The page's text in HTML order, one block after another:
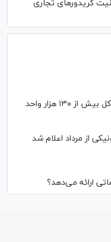
کریدورهای تجاری
تداوم روند صعودی بورس/ شاخص کل بیش از ۱۳۰ هزار واحد
از مرداد اعلام شد
ارائه می‌دهد؟